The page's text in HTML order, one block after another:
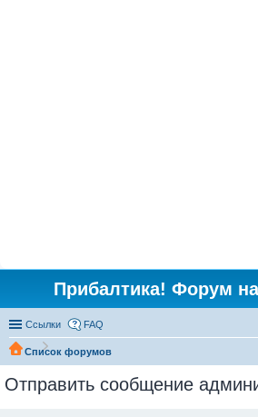
Прибалтика! Форум
Ссылки FAQ
Список форумов
Отправить сообщение